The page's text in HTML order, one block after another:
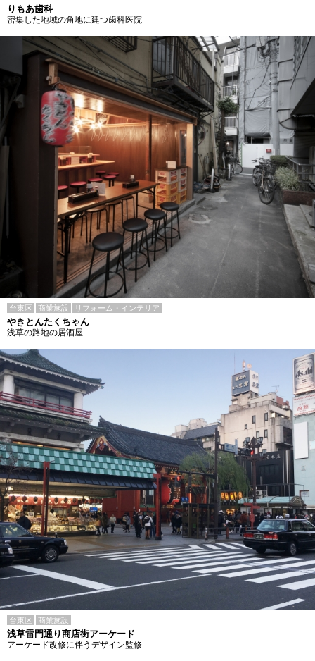
りもあ歯科
密集した地域の角地に建つ歯科医院
台東区 商業施設 リフォーム・インテリア
やきとんたくちゃん
浅草の路地の居酒屋
台東区 商業施設
浅草雷門通り商店街アーケード
アーケード改修に伴うデザイン監修